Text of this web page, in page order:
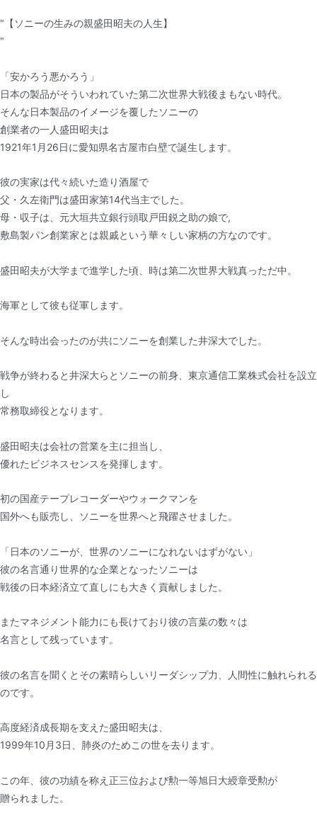
"【ソニーの生みの親盛田昭夫の人生】
"
「安かろう悪かろう」
日本の製品がそういわれていた第二次世界大戦後まもない時代。
そんな日本製品のイメージを覆したソニーの
創業者の一人盛田昭夫は
1921年1月26日に愛知県名古屋市白壁で誕生します。
彼の実家は代々続いた造り酒屋で
父・久左衛門は盛田家第14代当主でした。
母・収子は、元大垣共立銀行頭取戸田鋭之助の娘で,
敷島製パン創業家とは親戚という華々しい家柄の方なのです。
盛田昭夫が大学まで進学した頃、時は第二次世界大戦真っただ中。
海軍として彼も従軍します。
そんな時出会ったのが共にソニーを創業した井深大でした。
戦争が終わると井深大らとソニーの前身、東京通信工業株式会社を設立
し
常務取締役となります。
盛田昭夫は会社の営業を主に担当し、
優れたビジネスセンスを発揮します。
初の国産テープレコーダーやウォークマンを
国外へも販売し、ソニーを世界へと飛躍させました。
「日本のソニーが、世界のソニーになれないはずがない」
彼の名言通り世界的な企業となったソニーは
戦後の日本経済立て直しにも大きく貢献しました。
またマネジメント能力にも長けており彼の言葉の数々は
名言として残っています。
彼の名言を聞くとその素晴らしいリーダシップ力、人間性に触れられる
のです。
高度経済成長期を支えた盛田昭夫は、
1999年10月3日、肺炎のためこの世を去ります。
この年、彼の功績を称え正三位および勲一等旭日大綬章受勲が
贈られました。